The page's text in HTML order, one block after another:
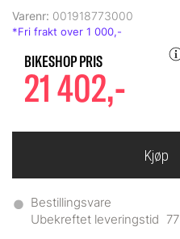
Varenr: 001918773000
21 402,-
Bestillingsvare
Ubekreftet leveringstid 77
Kjøp